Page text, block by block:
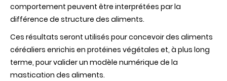
comportement peuvent être interprétées par la
différence de structure des aliments.
Ces résultats seront utilisés pour concevoir des aliments
céréaliers enrichis en protéines végétales et, à plus long
terme, pour valider un modèle numérique de la
mastication des aliments.